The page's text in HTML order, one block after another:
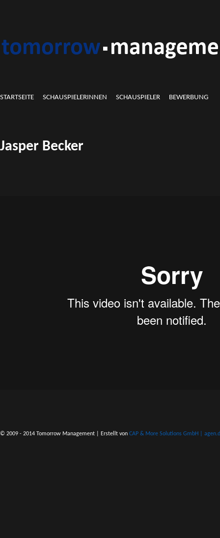
STARTSEITE SCHAUSPIELERINNEN SCHAUSPIELER BEWERBUNG
Jasper Becker
© 2009 - 2014 Tomorrow Management | Erstellt von CAP & More Solutions GmbH |